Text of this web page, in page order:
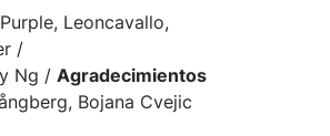
Leoncavallo,
/
Ng / Agradecimientos
Bojana Cvejic